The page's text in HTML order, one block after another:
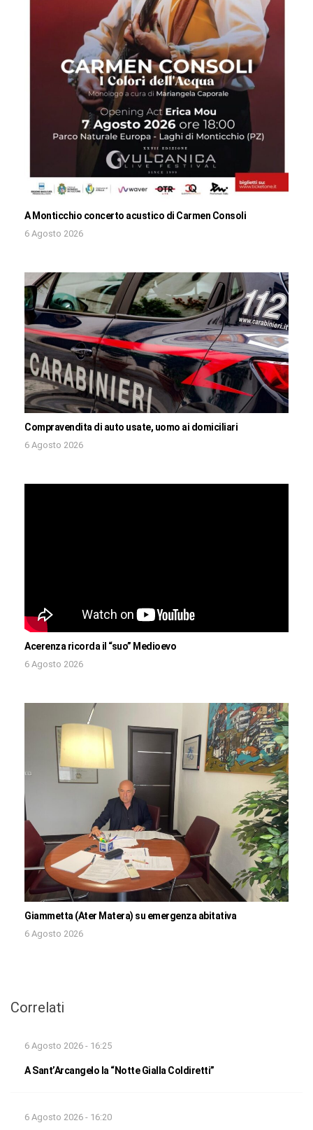
A Monticchio concerto acustico di Carmen Consoli
6 Agosto 2026
Compravendita di auto usate, uomo ai domiciliari
6 Agosto 2026
Acerenza ricorda il “suo” Medioevo
6 Agosto 2026
Giammetta (Ater Matera) su emergenza abitativa
6 Agosto 2026
Correlati
6 Agosto 2026 - 16:25
A Sant’Arcangelo la “Notte Gialla Coldiretti”
6 Agosto 2026 - 16:20